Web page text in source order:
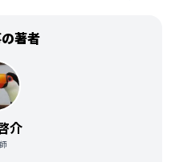
著者
介